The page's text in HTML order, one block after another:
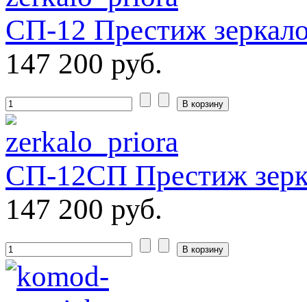
СП-12 Престиж
147 200 руб.
СП-12СП Престиж
147 200 руб.